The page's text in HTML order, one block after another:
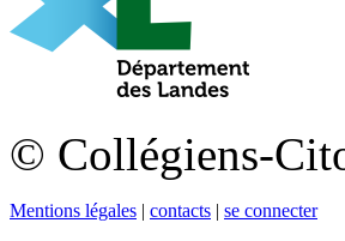
© Collégiens-
Mentions légales | contacts | se connecter